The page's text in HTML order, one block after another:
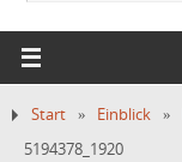
Start » Einblick »
5194378_1920